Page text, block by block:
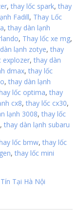
, thay lốc spark, thay
Fadill, Thay Lốc
, thay dàn lạnh
, Thay lốc xe mg,
lạnh zotye, thay
explozer, thay dàn
dmax, thay lốc
, thay dàn lạnh
lốc optima, thay
cx8, thay lốc cx30,
lạnh 3008, thay lốc
, thay dàn lạnh subaru
lốc bmw, thay lốc
, thay lốc mini
Tại Hà Nội